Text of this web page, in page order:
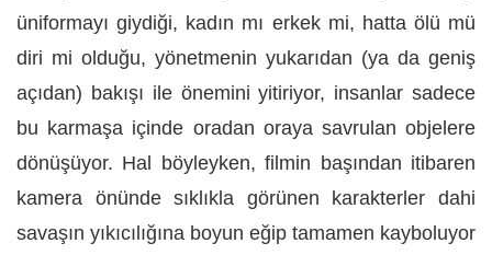
üniformayı giydiği, kadın mı erkek mi, hatta ölü mü
diri mi olduğu, yönetmenin yukarıdan (ya da geniş
açıdan) bakışı ile önemini yitiriyor, insanlar sadece
bu karmaşa içinde oradan oraya savrulan objelere
dönüşüyor. Hal böyleyken, filmin başından itibaren
kamera önünde sıklıkla görünen karakterler dahi
savaşın yıkıcılığına boyun eğip tamamen kayboluyor